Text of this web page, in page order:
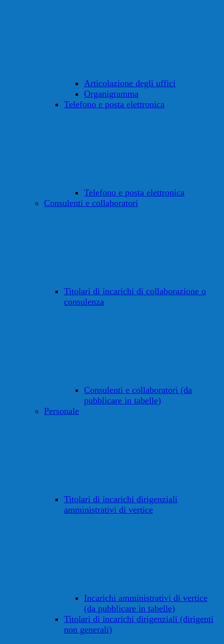
Articolazione degli uffici
Organigramma
Telefono e posta elettronica
Telefono e posta elettronica
Consulenti e collaboratori
Titolari di incarichi di collaborazione o
consulenza
Consulenti e collaboratori (da
pubblicare in tabelle)
Personale
Titolari di incarichi dirigenziali
amministrativi di vertice
Incarichi amministrativi di vertice
(da pubblicare in tabelle)
Titolari di incarichi dirigenziali (dirigenti
non generali)